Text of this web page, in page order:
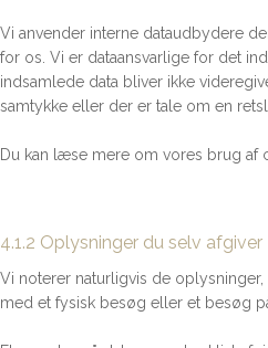
Vi anvender interne dataudbydere
for os. Vi er dataansvarlige for det
indsamlede data bliver ikke
samtykke eller der er tale om en
Du kan læse mere om vores brug af
4.1.2 Oplysninger du selv afgiver
Vi noterer naturligvis de
med et fysisk besøg eller et besøg